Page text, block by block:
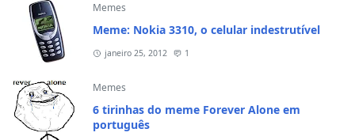
Memes
Meme: Nokia 3310, o celular indestrutível
janeiro 25, 2012 1
Memes
6 tirinhas do meme Forever Alone em
português